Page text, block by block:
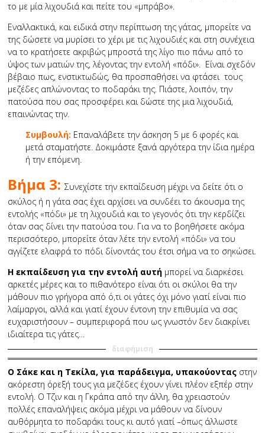
το με μία λιχουδιά και πείτε του «μπράβο».
Εναλλακτικά, και ειδικά στην περίπτωση της γάτας, μπορείτε να
της δώσετε να μυρίσει το χέρι με τις λιχουδιές και στη συνέχεια
να το κρατήσετε ακριβώς μπροστά της λίγο πιο πάνω από το
ύψος των ματιών της, λέγοντας την εντολή «πόδι». Είναι σχεδόν
βέβαιο πως, ενστικτωδώς, θα προσπαθήσει να φτάσει τους
μεζέδες απλώνοντας το ποδαράκι της. Πιάστε, λοιπόν, την
πατούσα που σας προσφέρει και δώστε της μια λιχουδιά,
επαινώντας την.
Συμβουλή: Επαναλάβετε την άσκηση 5 με 6 φορές και
μετά σταματήστε. Δοκιμάστε ξανά αργότερα την ίδια ημέρα
ή την επόμενη.
Βήμα 3: Συνεχίστε την εκπαίδευση μέχρι να δείτε ότι ο
σκύλος ή η γάτα σας έχει αρχίσει να συνδέει το άκουσμα της
εντολής «πόδι» με τη λιχουδιά και το γεγονός ότι την κερδίζει
όταν σας δίνει την πατούσα του. Για να το βοηθήσετε ακόμα
περισσότερο, μπορείτε όταν λέτε την εντολή «πόδι» να του
αγγίζετε ελαφρά το πόδι δίνοντάς του έτσι σήμα να το σηκώσει.
Η εκπαίδευση για την εντολή αυτή μπορεί να διαρκέσει
αρκετές μέρες και το πιθανότερο είναι ότι οι σκύλοι θα την
μάθουν πιο γρήγορα από ό,τι οι γάτες όχι μόνο γιατί είναι πιο
λαίμαργοι, αλλά και γιατί έχουν έντονη την επιθυμία να σας
ευχαριστήσουν – συμπεριφορά που ως γνωστόν δεν διακρίνει
ιδιαίτερα τις γάτες…
διαφήμιση
Ο Σάκε και η Τεκίλα, για παράδειγμα, υπακούοντας στην
ακόρεστη όρεξή τους για μεζέδες έχουν γίνει πλέον εξπέρ στην
εντολή. Ο Τζιν και η Γκράπα από την άλλη, θα χρειαστούν
πολλές επαναλήψεις ακόμα μέχρι να μάθουν να δίνουν
αυθόρμητα το ποδαράκι τους κι αυτό γιατί –όπως άλλωστε